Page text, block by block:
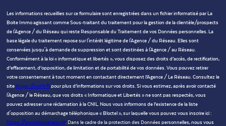
Les informations recueillies sur ce formulaire sont enregistrées dans un fichier informatisé par La
Boite Immo agissant comme Sous-traitant du traitement pour la gestion de la clientèle/prospects
de l'Agence / du Réseau qui reste Responsable du Traitement de vos Données personnelles. La
base légale du traitement repose sur l'intérêt légitime de l'Agence / du Réseau. Elles sont
conservées jusqu'à demande de suppression et sont destinées à l'Agence / au Réseau.
Conformément à la loi « informatique et libertés », vous disposez des droits d’accès, de rectification,
d’effacement, d’opposition, de limitation et de portabilité de vos données. Vous pouvez retirer
votre consentement à tout moment en contactant directement l’Agence / Le Réseau. Consultez le
sitehttps://cnil.fr/frpour plus d’informations sur vos droits. Si vous estimez, après avoir contacté
l'Agence / le Réseau, que vos droits « Informatique et Libertés » ne sont pas respectés, vous
pouvez adresser une réclamation à la CNIL. Nous vous informons de l’existence de la liste
d'opposition au démarchage téléphonique « Bloctel », sur laquelle vous pouvez vous inscrire ici :
https://www.bloctel.gouv.fr. Dans le cadre de la protection des Données personnelles, nous vous